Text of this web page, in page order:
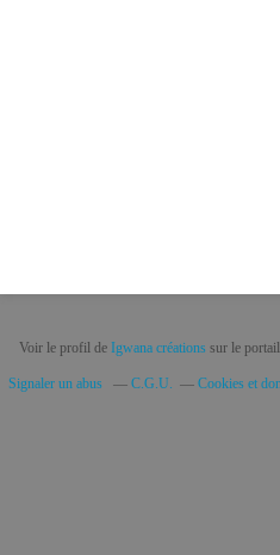
Voir le profil de Igwana créationssur le
Signaler un abus C.G.U. Cookies et